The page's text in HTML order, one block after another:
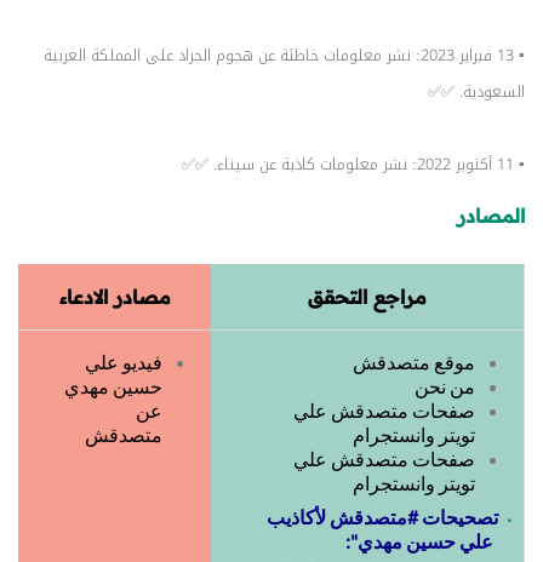
▪️ 13 فبراير 2023: نشر معلومات خاطئة عن هجوم الجراد على المملكة العربية
السعودية. ✅✅
▪️ 11 أكتوبر 2022: نشر معلومات كاذبة عن سيناء. ✅✅
المصادر
مراجع التحقق مصادر الادعاء
موقع متصدقش
من نحن
صفحات متصدقش علي
تويتر وانستجرام
صفحات متصدقش علي
تويتر وانستجرام
تصحيحات#متصدقش لأكاذيب
علي حسين مهدي":
فيديو علي
حسين مهدي
عن
متصدقش